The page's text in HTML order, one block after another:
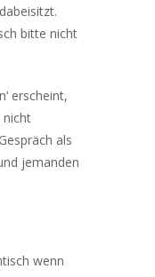
bitte nicht
erscheint,
nicht
als
jemanden
wenn